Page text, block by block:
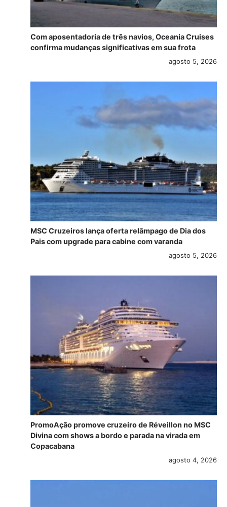
Com aposentadoria de três navios, Oceania Cruises
confirma mudanças significativas em sua frota
agosto 5, 2026
MSC Cruzeiros lança oferta relâmpago de Dia dos
Pais com upgrade para cabine com varanda
agosto 5, 2026
PromoAção promove cruzeiro de Réveillon no MSC
Divina com shows a bordo e parada na virada em
Copacabana
agosto 4, 2026